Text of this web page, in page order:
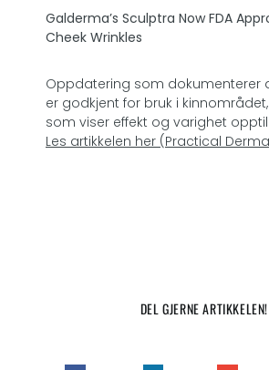
Galderma’s Sculptra Now FDA
Cheek Wrinkles
Oppdatering som dokumenterer
er godkjent for bruk i
som viser effekt og varighet
Les artikkelen her (Practical
DEL GJERNE ARTIKKELEN!